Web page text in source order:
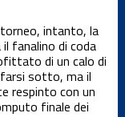
intanto, la
fanalino di coda
di un calo di
sotto, ma il
respinto con un
finale dei